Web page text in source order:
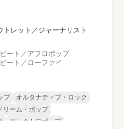
トレット／ジャーナリスト
ート／アフロポップ
ビート／ローファイ
プ
オルタナティブ・ロック
リーム・ポップ
エレクトロポップ